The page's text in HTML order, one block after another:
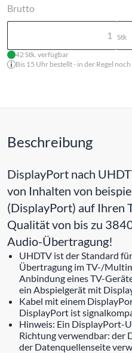
Brutto
Stk
42 Stk. verfügbar
Bis 15 Uhr bestellt - in der Regel
Beschreibung
DisplayPort nach
von Inhalten von
(DisplayPort) auf Ihren
Qualität von bis zu
Audio-Übertragung!
UHDTV ist der Standard
Übertragung im TV-/
Anbindung eines TV-
ein Abspielgerät mit
Kabel mit einem
DisplayPort ist
Hinweis: Ein DisplayPort-
Richtung verwendbar: der
der Datenquellenseite